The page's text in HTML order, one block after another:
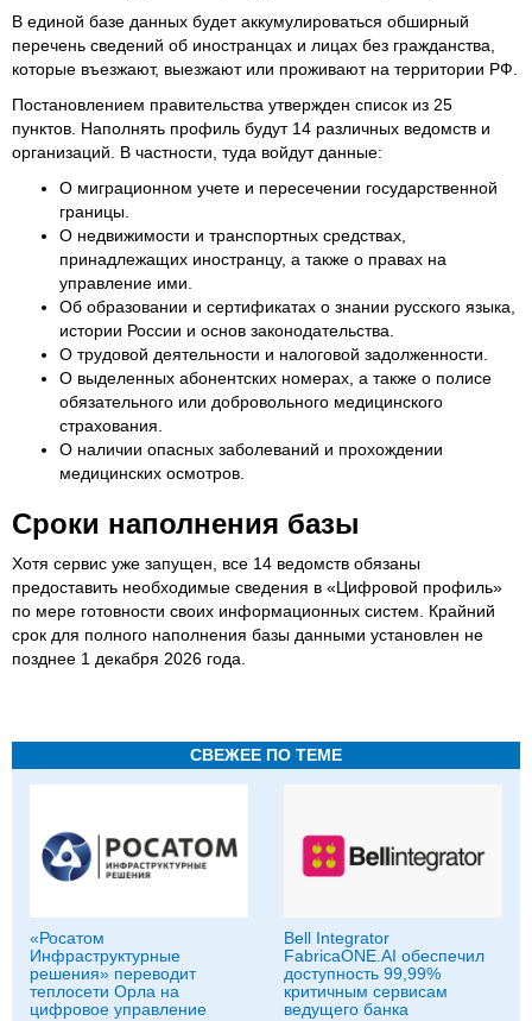
В единой базе данных будет аккумулироваться обширный
перечень сведений об иностранцах и лицах без гражданства,
которые въезжают, выезжают или проживают на территории РФ.
Постановлением правительства утвержден список из 25
пунктов. Наполнять профиль будут 14 различных ведомств и
организаций. В частности, туда войдут данные:
О миграционном учете и пересечении государственной
границы.
О недвижимости и транспортных средствах,
принадлежащих иностранцу, а также о правах на
управление ими.
Об образовании и сертификатах о знании русского языка,
истории России и основ законодательства.
О трудовой деятельности и налоговой задолженности.
О выделенных абонентских номерах, а также о полисе
обязательного или добровольного медицинского
страхования.
О наличии опасных заболеваний и прохождении
медицинских осмотров.
Сроки наполнения базы
Хотя сервис уже запущен, все 14 ведомств обязаны
предоставить необходимые сведения в «Цифровой профиль»
по мере готовности своих информационных систем. Крайний
срок для полного наполнения базы данными установлен не
позднее 1 декабря 2026 года.
СВЕЖЕЕ ПО ТЕМЕ
«Росатом
Инфраструктурные
решения» переводит
теплосети Орла на
цифровое управление
Bell Integrator
FabricaONE.AI обеспечил
доступность 99,99%
критичным сервисам
ведущего банка